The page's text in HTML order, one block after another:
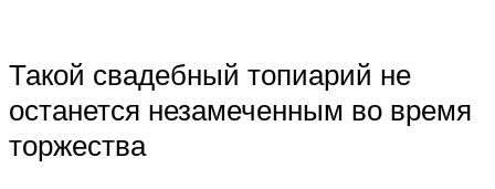
Такой свадебный топиарий не
останется незамеченным во время
торжества